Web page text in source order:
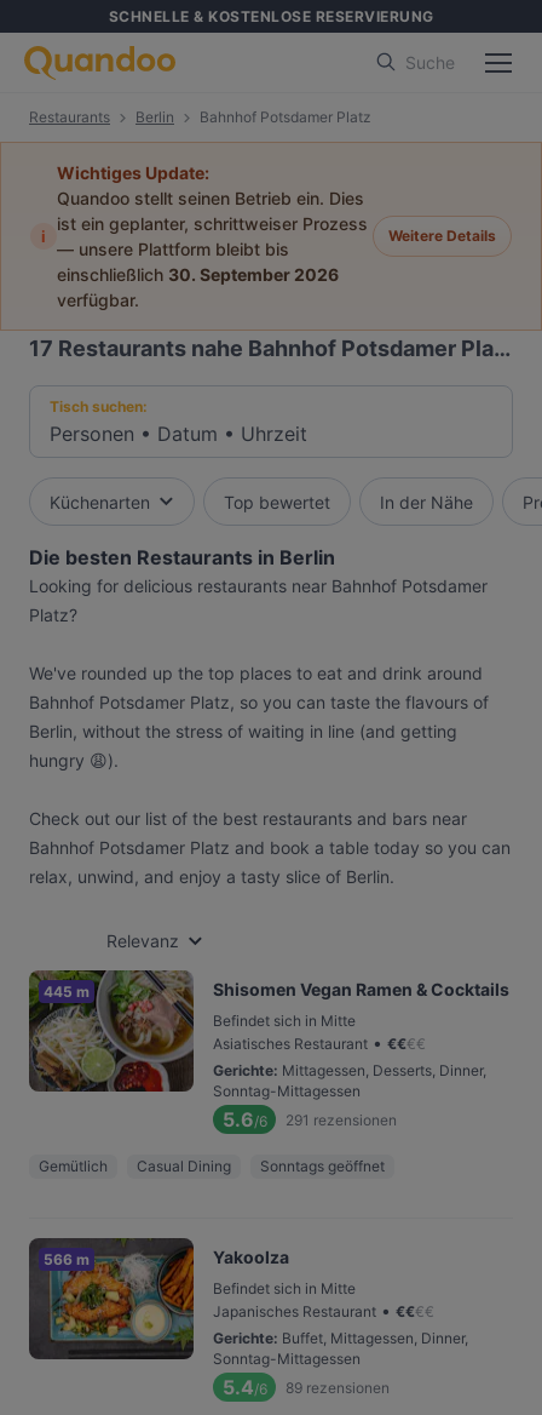
SCHNELLE & KOSTENLOSE RESERVIERUNG
Suche
Restaurants Berlin Bahnhof Potsdamer Platz
i
Wichtiges Update:
Quandoo stellt seinen Betrieb ein. Dies
ist ein geplanter, schrittweiser Prozess
— unsere Plattform bleibt bis
einschließlich 30. September 2026
verfügbar.
Weitere Details
17 Restaurants nahe Bahnhof Potsdamer Platz
Tisch suchen:
Personen • Datum • Uhrzeit
Küchenarten Top bewertet In der Nähe
Die besten Restaurants in Berlin
Looking for delicious restaurants near Bahnhof Potsdamer
Platz?
We've rounded up the top places to eat and drink around
Bahnhof Potsdamer Platz, so you can taste the flavours of
Berlin, without the stress of waiting in line (and getting
hungry 😩).
Check out our list of the best restaurants and bars near
Bahnhof Potsdamer Platz and book a table today so you can
relax, unwind, and enjoy a tasty slice of Berlin.
Relevanz
445 m Shisomen Vegan Ramen & Cocktails
Befindet sich in Mitte
Asiatisches Restaurant • €€€€
Gerichte: Mittagessen, Desserts, Dinner,
Sonntag-Mittagessen
5.6/6 291 rezensionen
Gemütlich Casual Dining Sonntags geöffnet
566 m Yakoolza
Befindet sich in Mitte
Japanisches Restaurant • €€€€
Gerichte: Buffet, Mittagessen, Dinner,
Sonntag-Mittagessen
5.4/6 89 rezensionen